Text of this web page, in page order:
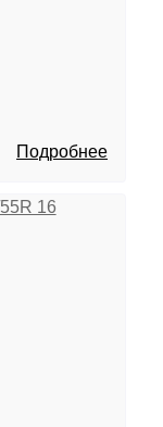
Подробнее